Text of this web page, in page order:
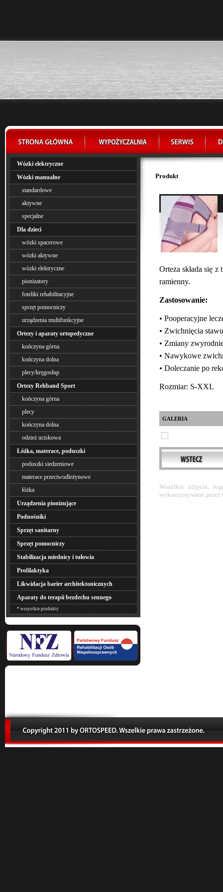
Wózki elektryczne
Wózki manualne
standardowe
aktywne
specjalne
Dla dzieci
wózki spacerowe
wózki aktywne
wózki elektryczne
pionizatory
foteliki rehabilitacyjne
sprzęt pomocniczy
urządzenia multifunkcyjne
Ortezy i aparaty ortopedyczne
kończyna górna
kończyna dolna
plecy/kręgosłup
Ortezy Rehband Sport
kończyna górna
plecy
kończyna dolna
odzież uciskowa
Łóżka, materace, poduszki
poduszki siedzeniowe
materace przeciwodleżynowe
łóżka
Urządzenia pionizujące
Podnośniki
Sprzęt sanitarny
Sprzęt pomocniczy
Stabilizacja miednicy i tułowia
Profilaktyka
Likwidacja barier architektonicznych
Aparaty do terapii bezdechu sennego
* wszystkie produkty
Produkt
Orteza składa się
ramienny.
Zastosowanie:
• Pooperacyjne
• Zwichnięcia
• Zmiany
• Nawykowe
• Doleczanie po
Rozmiar: S-XXL
GALERIA
Wszelkie zdjęcia,
wykorzystywane